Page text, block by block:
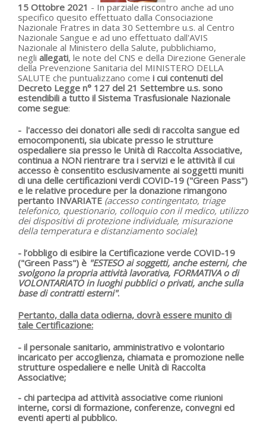
15 Ottobre 2021 - In parziale riscontro anche ad uno
specifico quesito effettuato dalla Consociazione
Nazionale Fratres in data 30 Settembre u.s. al Centro
Nazionale Sangue e ad uno effettuato dall'AVIS
Nazionale al Ministero della Salute, pubblichiamo,
negli allegati, le note del CNS e della Direzione Generale
della Prevenzione Sanitaria del MINISTERO DELLA
SALUTE che puntualizzano come i cui contenuti del
Decreto Legge n° 127 del 21 Settembre u.s. sono
estendibili a tutto il Sistema Trasfusionale Nazionale
come segue:
- l'accesso dei donatori alle sedi di raccolta sangue ed
emocomponenti, sia ubicate presso le strutture
ospedaliere sia presso le Unità di Raccolta Associative,
continua a NON rientrare tra i servizi e le attività il cui
accesso è consentito esclusivamente ai soggetti muniti
di una delle certificazioni verdi COVID-19 ("Green Pass")
e le relative procedure per la donazione rimangono
pertanto INVARIATE (accesso contingentato, triage
telefonico, questionario, colloquio con il medico, utilizzo
dei dispositivi di protezione individuale, misurazione
della temperatura e distanziamento sociale);
- l’obbligo di esibire la Certificazione verde COVID-19
("Green Pass") è "ESTESO ai soggetti, anche esterni, che
svolgono la propria attività lavorativa, FORMATIVA o di
VOLONTARIATO in luoghi pubblici o privati, anche sulla
base di contratti esterni".
Pertanto, dalla data odierna, dovrà essere munito di
tale Certificazione:
- il personale sanitario, amministrativo e volontario
incaricato per accoglienza, chiamata e promozione nelle
strutture ospedaliere e nelle Unità di Raccolta
Associative;
- chi partecipa ad attività associative come riunioni
interne, corsi di formazione, conferenze, convegni ed
eventi aperti al pubblico.